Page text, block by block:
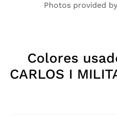
Photos provided
Colores
CARLOS I